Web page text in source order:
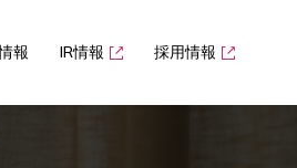
報 IR情報 採用情報